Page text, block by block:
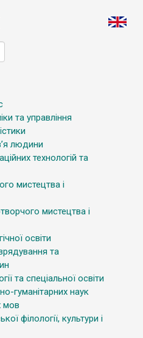
та управління
людини
технологій та
мистецтва і
мистецтва і
освіти
та
та спеціальної освіти
гуманітарних наук
мов
філології, культури і